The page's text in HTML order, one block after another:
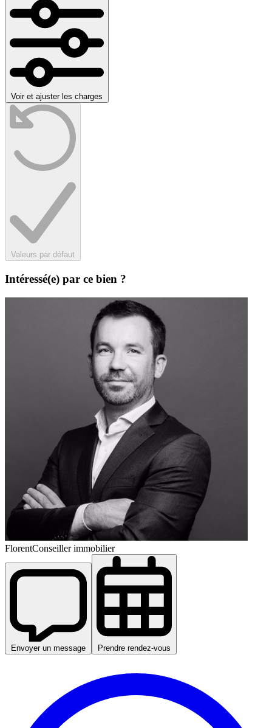
Voir et ajuster les charges
Valeurs par défaut
Intéressé(e) par ce bien ?
FlorentConseiller immobilier
Envoyer un message Prendre rendez-vous